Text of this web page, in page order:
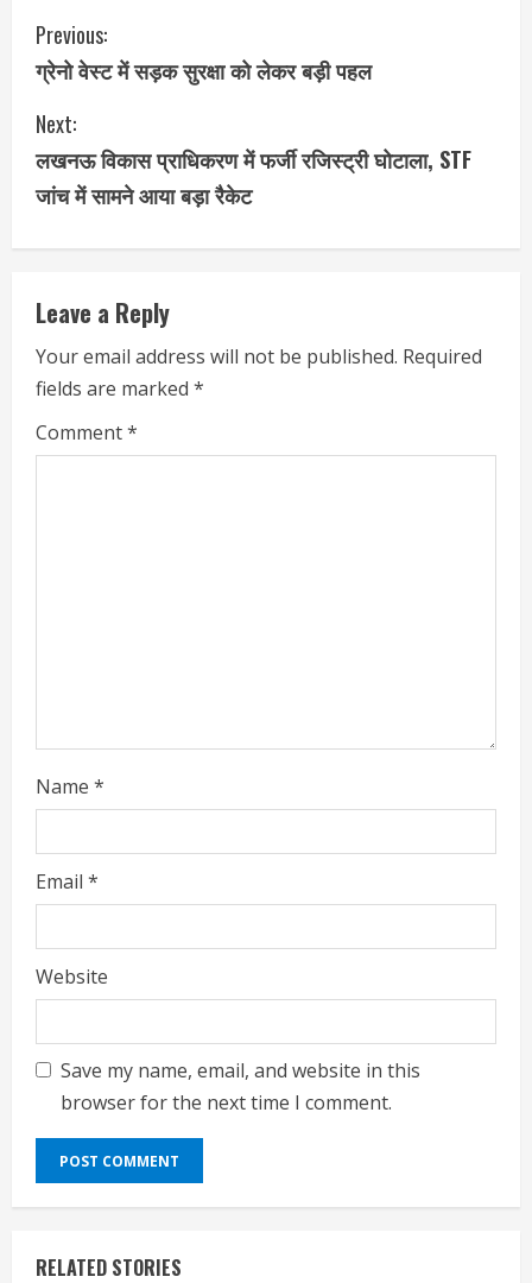
C
o
n
t
i
n
u
e
R
g
Previous:
ग्रेनो वेस्ट में सड़क सुरक्षा को लेकर बड़ी पहल
Next:
लखनऊ विकास प्राधिकरण में फर्जी रजिस्ट्री घोटाला, STF
जांच में सामने आया बड़ा रैकेट
Leave a Reply
Your email address will not be published. Required
fields are marked *
Comment*
Name *
Email *
Website
Save my name, email, and website in this
browser for the next time I comment.
RELATED STORIES